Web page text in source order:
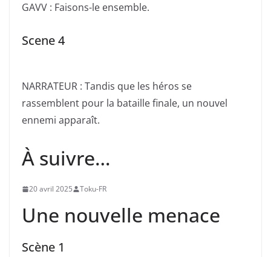
GAVV : Faisons-le ensemble.
Scene 4
NARRATEUR : Tandis que les héros se
rassemblent pour la bataille finale, un nouvel
ennemi apparaît.
À suivre…
20 avril 2025 Toku-FR
Une nouvelle menace
Scène 1